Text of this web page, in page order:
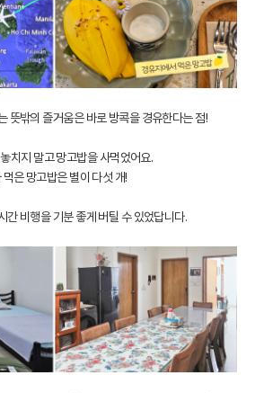
뜻밖의 즐거움은 바로 방콕을 경유한다는 점!
치지 말고 망고밥을 사먹었어요.
먹은 망고밥은 별이 다섯 개!
간 비행을 기분 좋게 버틸 수 있었답니다.